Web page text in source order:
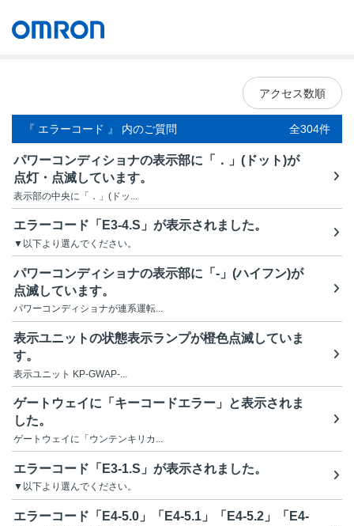
アクセス数順
『 エラーコード 』 内のご質問 全304件
パワーコンディショナの表示部に「．」(ドット)が
点灯・点滅しています。
表示部の中央に「．」(ドッ...
エラーコード「E3-4.S」が表示されました。
▼以下より選んでください。
パワーコンディショナの表示部に「-」(ハイフン)が
点滅しています。
パワーコンディショナが連系運転...
表示ユニットの状態表示ランプが橙色点滅していま
す。
表示ユニット KP-GWAP-...
ゲートウェイに「キーコードエラー」と表示されま
した。
ゲートウェイに「ウンテンキリカ...
エラーコード「E3-1.S」が表示されました。
▼以下より選んでください。
エラーコード「E4-5.0」「E4-5.1」「E4-5.2」「E4-